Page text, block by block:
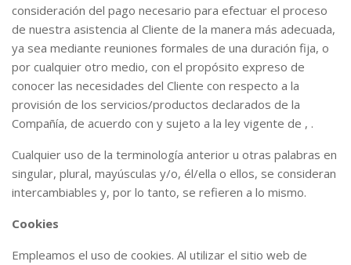
consideración del pago necesario para efectuar el proceso
de nuestra asistencia al Cliente de la manera más adecuada,
ya sea mediante reuniones formales de una duración fija, o
por cualquier otro medio, con el propósito expreso de
conocer las necesidades del Cliente con respecto a la
provisión de los servicios/productos declarados de la
Compañía, de acuerdo con y sujeto a la ley vigente de , .
Cualquier uso de la terminología anterior u otras palabras en
singular, plural, mayúsculas y/o, él/ella o ellos, se consideran
intercambiables y, por lo tanto, se refieren a lo mismo.
Cookies
Empleamos el uso de cookies. Al utilizar el sitio web de